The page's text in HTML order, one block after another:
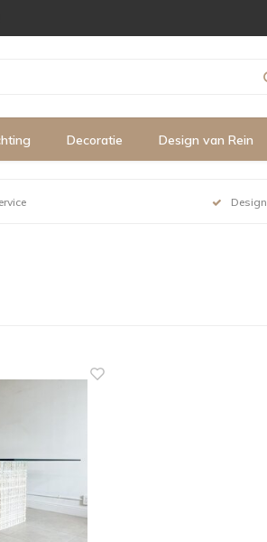
Decoratie Design van Rein